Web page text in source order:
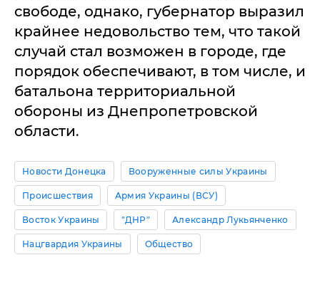
свободе, однако, губернатор выразил
крайнее недовольство тем, что такой
случай стал возможен в городе, где
порядок обеспечивают, в том числе, и
батальона территориальной
обороны из Днепропетровской
области.
Новости Донецка Вооруженные силы Украины
Происшествия Армия Украины (ВСУ)
Восток Украины "ДНР" Александр Лукьянченко
Нацгвардия Украины Общество